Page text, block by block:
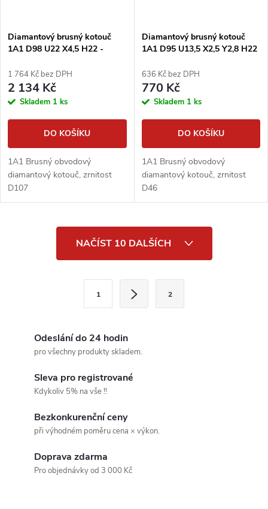
Diamantový brusný kotouč
1A1 D98 U22 X4,5 H22 -
1 764 Kč bez DPH
2 134 Kč
Skladem 1 ks
DO KOŠÍKU
1A1 Brusný obvodový
diamantový kotouč, zrnitost
D107
Diamantový brusný kotouč
1A1 D95 U13,5 X2,5 Y2,8 H22
636 Kč bez DPH
770 Kč
Skladem 1 ks
DO KOŠÍKU
1A1 Brusný obvodový
diamantový kotouč, zrnitost
D46
NAČÍST 10 DALŠÍCH
1 2
Odeslání do 24 hodin
pro všechny produkty skladem.
Sleva pro registrované
Kdykoliv 5% na vše !!
Bezkonkurenční ceny
při výhodném poměru cena × výkon.
Doprava zdarma
Pro objednávky od 3 000 Kč